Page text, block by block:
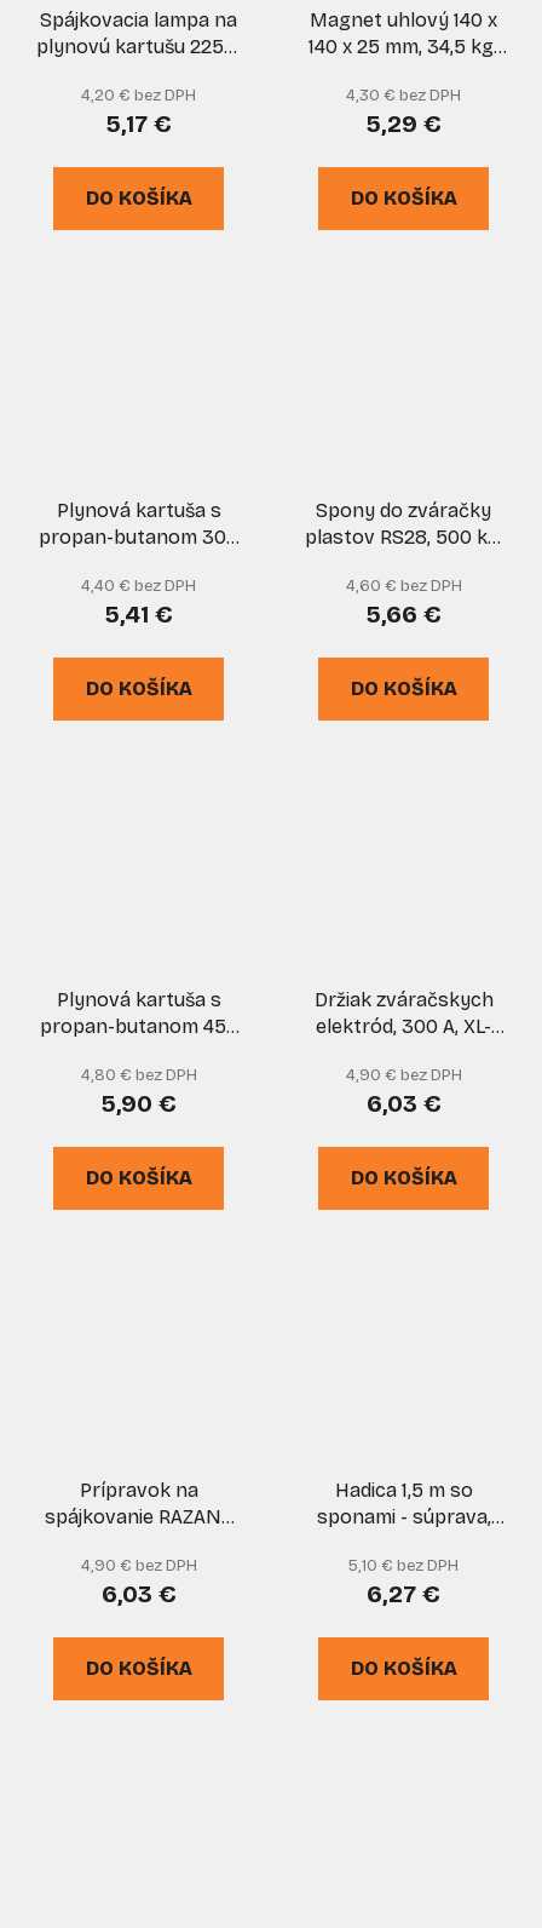
Spájkovacia lampa na
plynovú kartušu 225g,
GEKO
4,20 € bez DPH
5,17 €
DO KOŠÍKA
Magnet uhlový 140 x
140 x 25 mm, 34,5 kg,
4,30 € bez DPH
5,29 €
DO KOŠÍKA
Plynová kartuša s
propan-butanom 300
7/16", ELICO
4,40 € bez DPH
5,41 €
DO KOŠÍKA
Spony do zváračky
plastov RS28, 500 ks,
4,60 € bez DPH
5,66 €
DO KOŠÍKA
Plynová kartuša s
propan-butanom 450
7/16", ELICO
4,80 € bez DPH
5,90 €
DO KOŠÍKA
Držiak zváračskych
elektród, 300 A, XL-
4,90 € bez DPH
6,03 €
DO KOŠÍKA
Prípravok na
spájkovanie RAZANT
4,90 € bez DPH
6,03 €
DO KOŠÍKA
Hadica 1,5 m so
sponami - súprava,
5,10 € bez DPH
6,27 €
DO KOŠÍKA